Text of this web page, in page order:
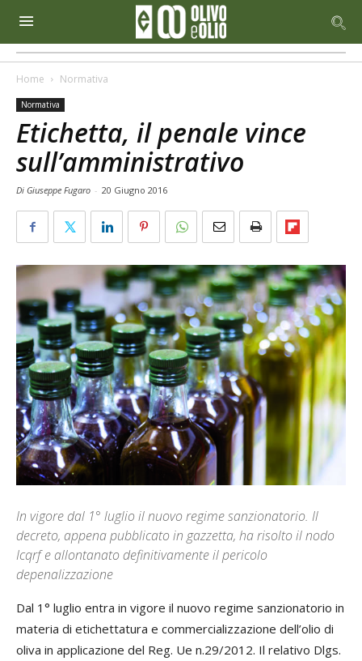
Home Normativa
Normativa
Etichetta, il penale vince
sull’amministrativo
Di Giuseppe Fugaro - 20 Giugno 2016
In vigore dal 1° luglio il nuovo regime sanzionatorio. Il
decreto, appena pubblicato in gazzetta, ha risolto il nodo
Icqrf e allontanato definitivamente il pericolo
depenalizzazione
Dal 1° luglio entra in vigore il nuovo regime sanzionatorio in
materia di etichettatura e commercializzazione dell’olio di
oliva in applicazione del Reg. Ue n.29/2012. Il relativo Dlgs.